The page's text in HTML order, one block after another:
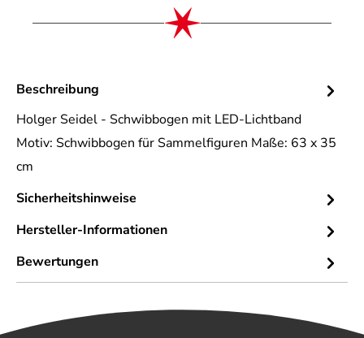
Beschreibung
Holger Seidel - Schwibbogen mit LED-Lichtband
Motiv: Schwibbogen für Sammelfiguren Maße: 63 x 35
cm
Sicherheitshinweise
Hersteller-Informationen
Bewertungen